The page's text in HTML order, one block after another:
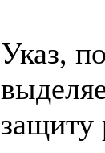
Указ,
защиту